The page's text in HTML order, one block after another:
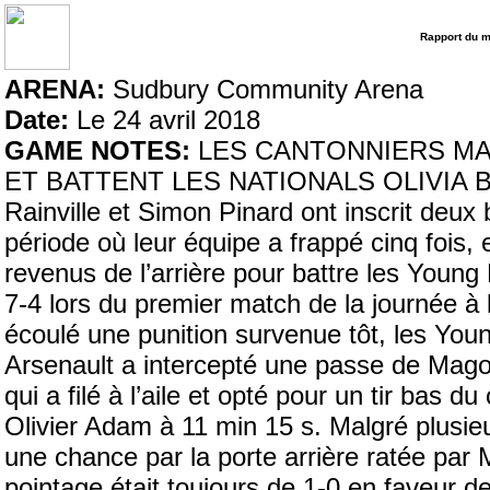
Rapport du
ARENA: Sudbury Community Arena
Date: Le 24 avril 2018
GAME NOTES: LES CANTONNIERS
ET BATTENT LES NATIONALS OLIVIA
Rainville et Simon Pinard ont inscrit deux
période où leur équipe a frappé cinq fois,
revenus de l’arrière pour battre les
7-4 lors du premier match de la journée
écoulé une punition survenue tôt, les
Arsenault a intercepté une passe de
qui a filé à l’aile et opté pour un tir bas
Olivier Adam à 11 min 15 s. Malgré
une chance par la porte arrière ratée par